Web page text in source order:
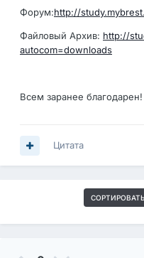
Форум:http://
Файловый Архив: http://
autocom=downloads
Всем заранее благодарен!
Цитата